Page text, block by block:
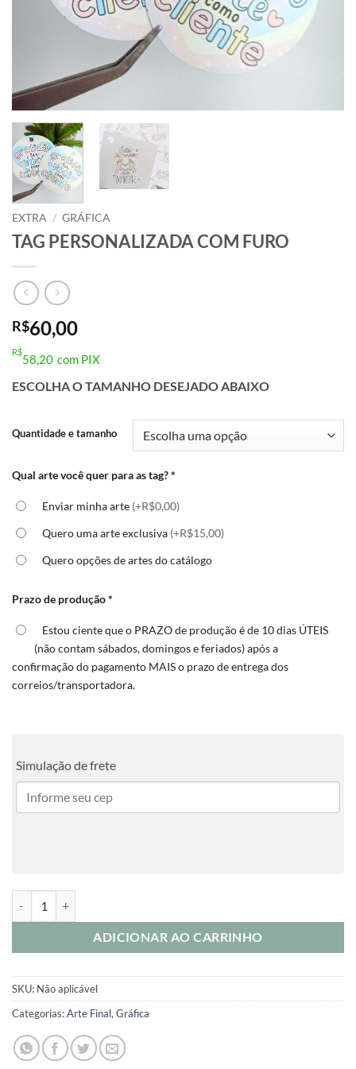
EXTRA / GRÁFICA
TAG PERSONALIZADA COM FURO
R$60,00
R$
58,20 com PIX
ESCOLHA O TAMANHO DESEJADO ABAIXO
Quantidade e tamanho
Qual arte você quer para as tag?*
Enviar minha arte (+R$0,00)
Quero uma arte exclusiva (+R$15,00)
Quero opções de artes do catálogo
Prazo de produção*
Estou ciente que o PRAZO de produção é de 10 dias ÚTEIS
(não contam sábados, domingos e feriados) após a
confirmação do pagamento MAIS o prazo de entrega dos
correios/transportadora.
Simulação de frete
ADICIONAR AO CARRINHO
SKU: Não aplicável
Categorias:Arte Final, Gráfica